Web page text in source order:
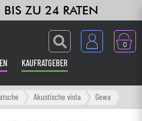
ZU 24 RATEN
0
KAUFRATGEBER
Akustische viola Gewa